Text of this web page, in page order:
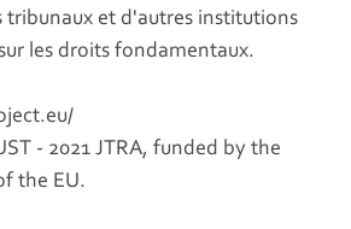
tribunaux et d'autres institutions
les droits fondamentaux.
- 2021 JTRA, funded by the
the EU.